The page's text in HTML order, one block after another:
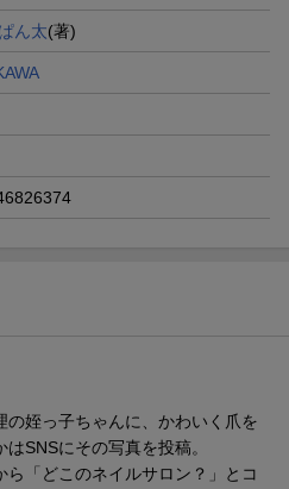
ん太(著)
姪っ子ちゃんに、かわいく爪を
SNSにその写真を投稿。
「どこのネイルサロン？」とコ